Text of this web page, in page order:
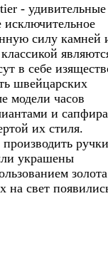
- удивительные
силу камней
в себе
швейцарских
модели часов
и
их стиля.
украшены
на свет